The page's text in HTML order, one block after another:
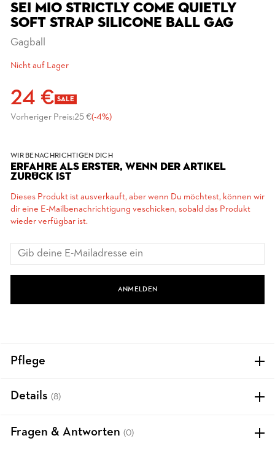
SEI MIO STRICTLY COME QUIETLY
SOFT STRAP SILICONE BALL GAG
Gagball
Nicht auf Lager
24 € SALE
Vorheriger Preis:25 €(-4%)
WIR BENACHRICHTIGEN DICH
ERFAHRE ALS ERSTER, WENN DER ARTIKEL
ZURÜCK IST
Dieses Produkt ist ausverkauft, aber wenn Du möchtest, können wir
dir eine E-Mailbenachrichtigung veschicken, sobald das Produkt
wieder verfügbar ist.
ANMELDEN
Pflege
Details (8)
Fragen & Antworten (0)